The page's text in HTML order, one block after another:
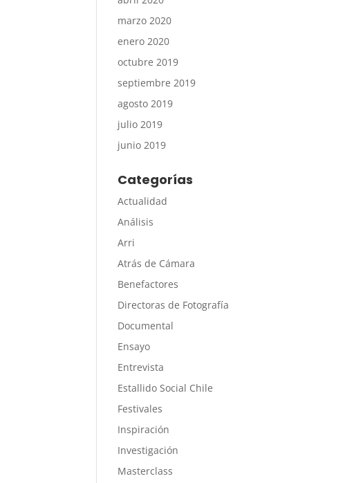
marzo 2020
enero 2020
octubre 2019
septiembre 2019
agosto 2019
julio 2019
junio 2019
Categorías
Actualidad
Análisis
Arri
Atrás de Cámara
Benefactores
Directoras de Fotografía
Documental
Ensayo
Entrevista
Estallido Social Chile
Festivales
Inspiración
Investigación
Masterclass